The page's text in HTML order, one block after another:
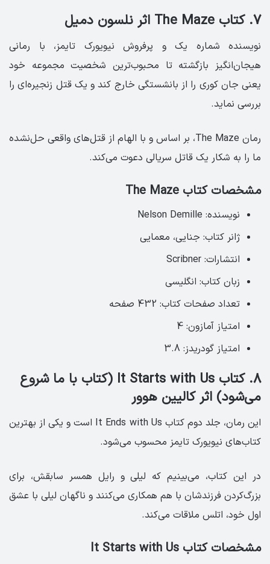
7. کتاب The Maze اثر نلسون دمیل
نویسنده شماره یک و پرفروش نیویورک تایمز، با رمانی
هیجان‌انگیز بازگشته تا محبوب‌ترین شخصیت مجموعه خود
یعنی جان کوری را از بانشستگی خارج کند و یک قتل زنجیره‌ای را
بررسی نماید.
رمان The Maze، بر اساس و با الهام از قتل‌های واقعی حل‌نشده
ما را به شکار یک قاتل سریالی دعوت می‌کند.
مشخصات کتاب The Maze
نویسنده: Nelson Demille
ژانر کتاب: جنایی، معمایی
انتشارات: Scribner
زبان کتاب: انگلیسی‏
تعداد صفحات کتاب: 432 صفحه ‏
امتیاز آمازون: 4‏
امتیاز گودریدز: 3.8
8. کتاب It Starts with Us (کتاب با ما شروع
می‌شود) اثر کالیین هوور
این رمان، جلد دوم کتاب ‏It Ends with Us‏ ‏است و یکی از بهترین
کتاب‌های نیویورک تایمز محسوب می‌شود.
در این کتاب، می‌بینیم که لیلی و رایل همسر سابقش، برای
بزرگ‌کردن فرزندشان با هم همکاری می‌کنند و ناگهان لیلی با عشق
اول خود، اتلس ملاقات می‌کند.
مشخصات کتاب It Starts with Us‏ ‏